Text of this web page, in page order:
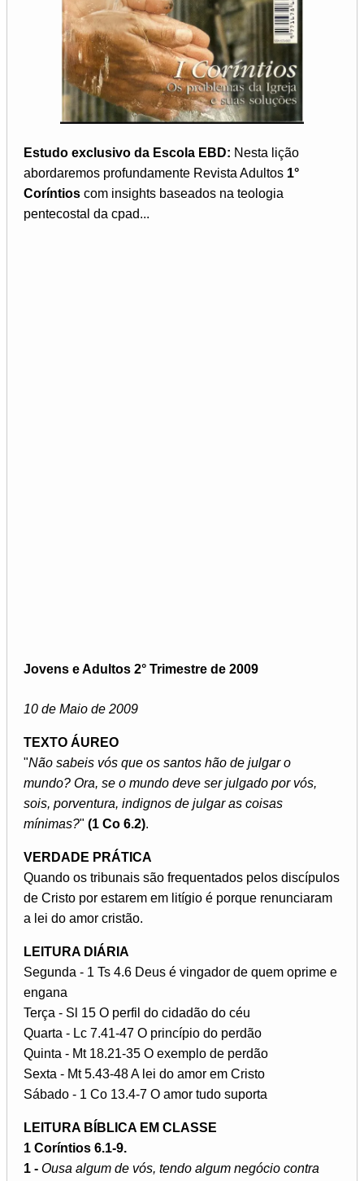
Estudo exclusivo da Escola EBD: Nesta lição
abordaremos profundamente Revista Adultos 1°
Coríntios com insights baseados na teologia
pentecostal da cpad...
Jovens e Adultos 2° Trimestre de 2009
10 de Maio de 2009
TEXTO ÁUREO
"Não sabeis vós que os santos hão de julgar o
mundo? Ora, se o mundo deve ser julgado por vós,
sois, porventura, indignos de julgar as coisas
mínimas?" (1 Co 6.2).
VERDADE PRÁTICA
Quando os tribunais são frequentados pelos discípulos
de Cristo por estarem em litígio é porque renunciaram
a lei do amor cristão.
LEITURA DIÁRIA
Segunda - 1 Ts 4.6 Deus é vingador de quem oprime e
engana
Terça - Sl 15 O perfil do cidadão do céu
Quarta - Lc 7.41-47 O princípio do perdão
Quinta - Mt 18.21-35 O exemplo de perdão
Sexta - Mt 5.43-48 A lei do amor em Cristo
Sábado - 1 Co 13.4-7 O amor tudo suporta
LEITURA BÍBLICA EM CLASSE
1 Coríntios 6.1-9.
1 - Ousa algum de vós, tendo algum negócio contra